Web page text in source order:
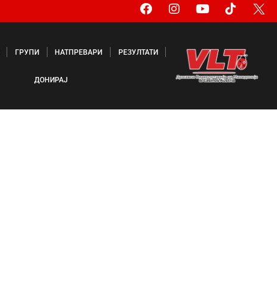
ГРУПИ НАТПРЕВАРИ РЕЗУЛТАТИ
ДОНИРАЈ